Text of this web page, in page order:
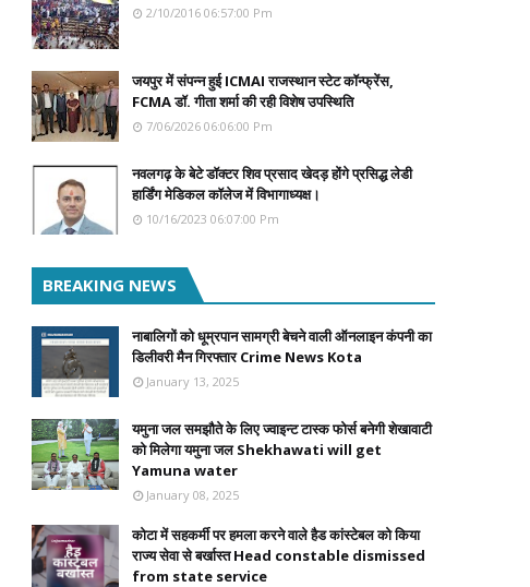
2/10/2016 06:57:00 Pm
जयपुर में संपन्न हुई ICMAI राजस्थान स्टेट कॉन्फ्रेंस,
FCMA डॉ. गीता शर्मा की रही विशेष उपस्थिति
7/06/2026 06:06:00 Pm
नवलगढ़ के बेटे डॉक्टर शिव प्रसाद खेदड़ होंगे प्रसिद्ध लेडी
हार्डिंग मेडिकल कॉलेज में विभागाध्यक्ष।
10/16/2023 06:07:00 Pm
BREAKING NEWS
नाबालिगों को धूम्रपान सामग्री बेचने वाली ऑनलाइन कंपनी का
डिलीवरी मैन गिरफ्तार Crime News Kota
January 13, 2025
यमुना जल समझौते के लिए ज्वाइन्ट टास्क फोर्स बनेगी शेखावाटी
को मिलेगा यमुना जल Shekhawati will get
Yamuna water
January 08, 2025
कोटा में सहकर्मी पर हमला करने वाले हैड कांस्टेबल को किया
राज्य सेवा से बर्खास्त Head constable dismissed
from state service